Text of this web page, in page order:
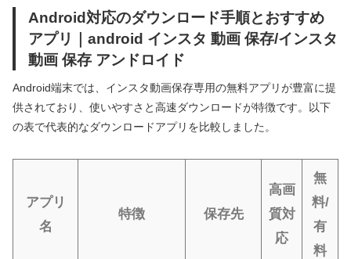
Android対応のダウンロード手順とおすすめ
アプリ｜android インスタ 動画 保存/インスタ
動画 保存 アンドロイド
Android端末では、インスタ動画保存専用の無料アプリが豊富に提
供されており、使いやすさと高速ダウンロードが特徴です。以下
の表で代表的なダウンロードアプリを比較しました。
アプリ
名
特徴 保存先
高画
質対
応
無
料/
有
料